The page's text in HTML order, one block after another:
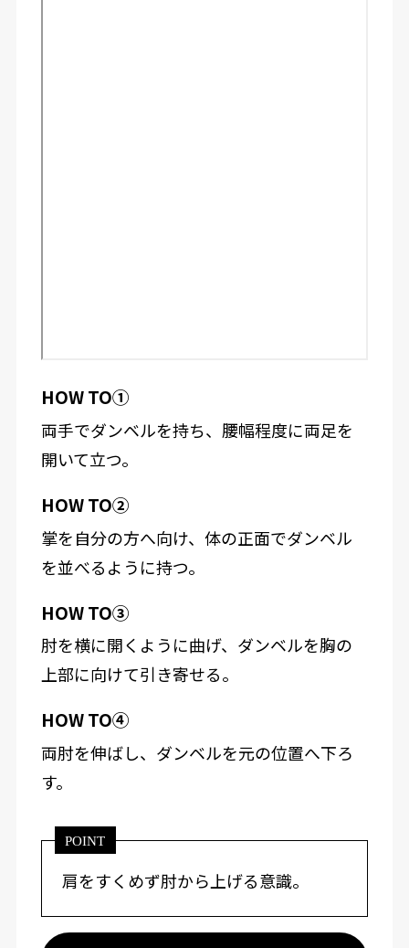
HOW TO①
両手でダンベルを持ち、腰幅程度に両足を
開いて立つ。
HOW TO②
掌を自分の方へ向け、体の正面でダンベル
を並べるように持つ。
HOW TO③
肘を横に開くように曲げ、ダンベルを胸の
上部に向けて引き寄せる。
HOW TO④
両肘を伸ばし、ダンベルを元の位置へ下ろ
す。
POINT
肩をすくめず肘から上げる意識。